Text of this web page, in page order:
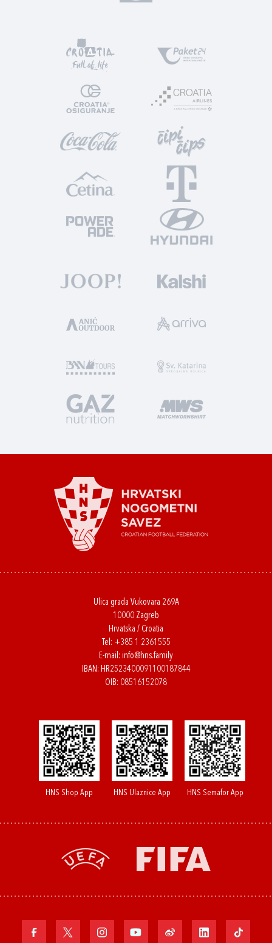
Ulica grada Vukovara 269A
10000 Zagreb
Hrvatska / Croatia
Tel: +385 1 2361555
E-mail: info@hns.family
IBAN: HR2523400091100187844
OIB: 08516152078
HNS Shop App HNS Ulaznice App HNS Semafor App